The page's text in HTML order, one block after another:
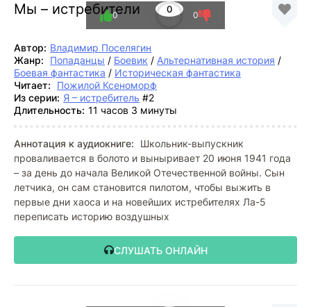
Мы – истребители 0
0 0
Автор: Владимир Поселягин
Жанр:
Попаданцы / Боевик / Альтернативная история /
Боевая фантастика / Историческая фантастика
Читает:
Пожилой Ксеноморф
Из серии: Я – истребитель #2
Длительность: 11 часов 3 минуты
Аннотация к аудиокниге:
Школьник-выпускник
проваливается в болото и выныривает 20 июня 1941 года
– за день до начала Великой Отечественной войны. Сын
летчика, он сам становится пилотом, чтобы выжить в
первые дни хаоса и на новейших истребителях Ла-5
переписать историю воздушных
СЛУШАТЬ ОНЛАЙН